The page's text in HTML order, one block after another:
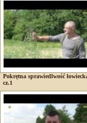
Pokrętna sprawiedlwość
cz.1